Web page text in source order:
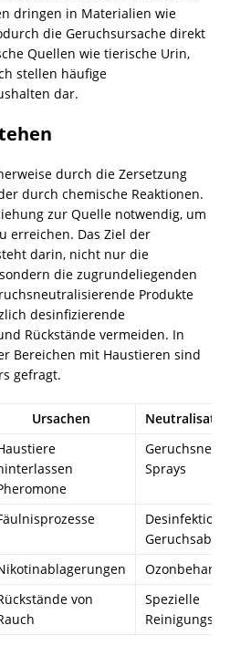
dringen in Materialien wie
die Geruchsursache direkt
Quellen wie tierische Urin,
stellen häufige
dar.
durch die Zersetzung
durch chemische Reaktionen.
zur Quelle notwendig, um
erreichen. Das Ziel der
darin, nicht nur die
die zugrundeliegenden
Produkte
desinfizierende
Rückstände vermeiden. In
Bereichen mit Haustieren sind
gefragt.
Ursachen
Sprays
Desinfektion
von
Spezielle